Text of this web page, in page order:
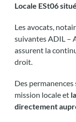
Locale ESt06
Les avocats,
suivantes ADIL –
assurent la
droit.
Des
mission locale et
directement